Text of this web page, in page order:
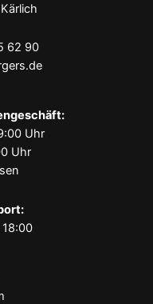
62 90
Uhr
Uhr